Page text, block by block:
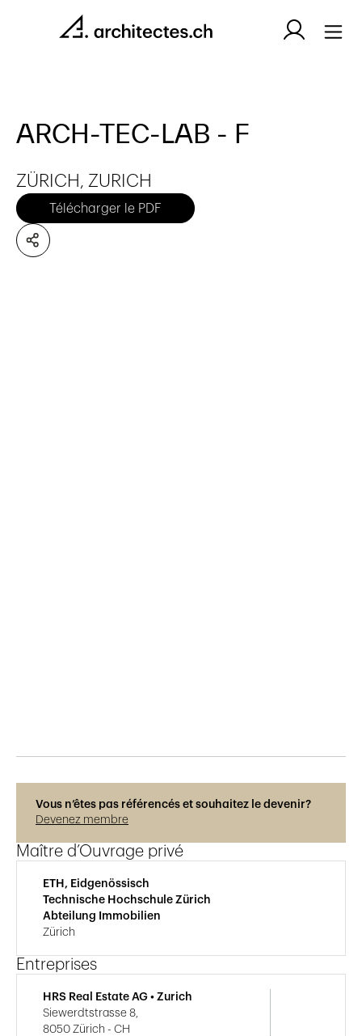
ARCH-TEC-LAB - F
ZÜRICH, ZURICH
Télécharger le PDF
Vous n’êtes pas référencés et souhaitez le devenir?
Devenez membre
Maître d’Ouvrage privé
ETH, Eidgenössisch
Technische Hochschule Zürich
Abteilung Immobilien
Zürich
Entreprises
HRS Real Estate AG • Zurich
Siewerdtstrasse 8,
8050 Zürich - CH